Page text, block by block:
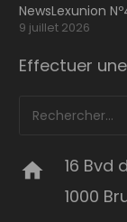
NewsLexunion
9 juillet 2026
Effectuer
Rechercher :
home
16 Bvd
1000